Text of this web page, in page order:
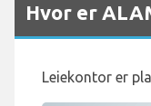
Hvor er
Leiekontor er